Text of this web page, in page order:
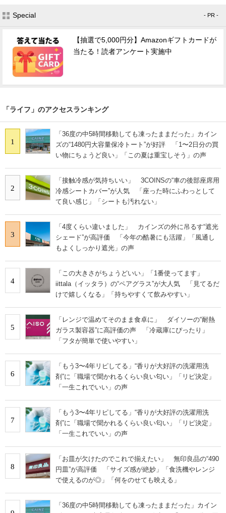
Special - PR -
【抽選で5,000円分】Amazonギフトカードが
当たる！読者アンケート実施中
「ライフ」のアクセスランキング
1
「36度の中5時間移動しても凍ったままだった」カイン
ズの“1480円大容量保冷トート”が好評 「1〜2日分の買
い物にちょうど良い」「この夏は重宝しそう」の声
2
「接触冷感が気持ちいい」 3COINSの“車の後部座席用
冷感シートカバー”が人気 「座った時にふわっとして
て良い感じ」「シートも汚れない」
3
「4度くらい違いました」 カインズの外に吊るす“遮光
シェード”が高評価 「今年の酷暑にも活躍」「風通し
もよくしっかり遮光」の声
4
「この大きさがちょうどいい」「1番使ってます」
iittala（イッタラ）の“ペアグラス”が大人気 「見てるだ
けで嬉しくなる」「持ちやすくて飲みやすい」
5
「レンジで温めてそのまま食卓に」 ダイソーの“耐熱
ガラス製容器”に高評価の声 「冷蔵庫にぴったり」
「フタが簡単で使いやすい」
6
「もう3〜4年リピしてる」“香りが大好評の洗濯用洗
剤”に「職場で聞かれるくらい良い匂い」「リピ決定」
「一生これでいい」の声
7
「もう3〜4年リピしてる」“香りが大好評の洗濯用洗
剤”に「職場で聞かれるくらい良い匂い」「リピ決定」
「一生これでいい」の声
8
「お皿が欠けたのでこれで揃えたい」 無印良品の“490
円皿”が高評価 「サイズ感が絶妙」「食洗機やレンジ
で使えるのが◎」「何をのせても映える」
「36度の中5時間移動しても凍ったままだった」カイン